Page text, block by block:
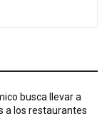
busca llevar a
a los restaurantes